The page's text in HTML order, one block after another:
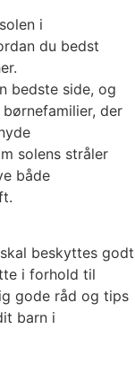
i
du bedst
bedste side, og
der
solens stråler
både
beskyttes godt
i forhold til
gode råd og tips
barn i